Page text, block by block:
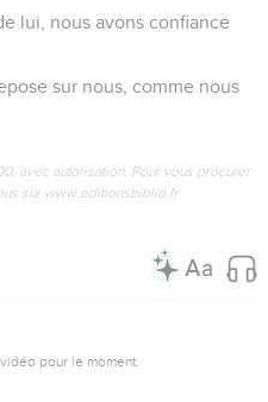
lui, nous avons confiance
sur nous, comme nous
avec autorisation. Pour vous procurer
sur www.editionsbiblio.fr
pour le moment.